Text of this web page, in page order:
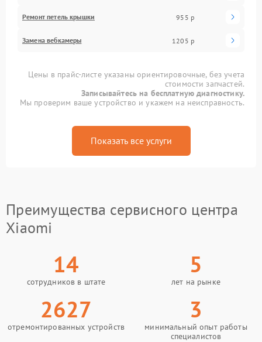
Ремонт петель крышки 955 р
Замена вебкамеры 1205 р
Цены в прайс-листе указаны ориентировочные, без учета
стоимости запчастей.
Записывайтесь на бесплатную диагностику.
Мы проверим ваше устройство и укажем на неисправность.
Показать все услуги
Преимущества сервисного центра
Xiaomi
14
сотрудников в штате
5
лет на рынке
2627
отремонтированных устройств
3
минимальный опыт работы
специалистов